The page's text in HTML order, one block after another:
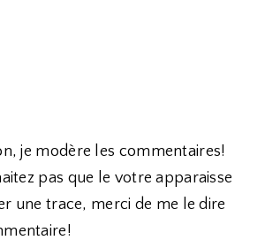
je modère les commentaires!
pas que le votre apparaisse
une trace, merci de me le dire